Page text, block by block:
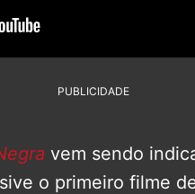
PUBLICIDADE
vem sendo
o primeiro filme